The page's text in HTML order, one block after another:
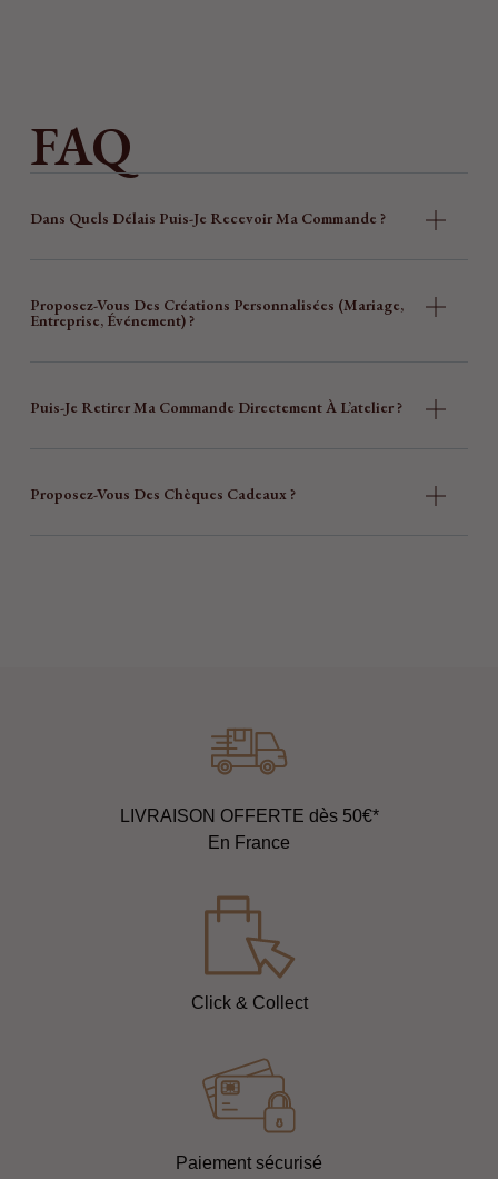
FAQ
Dans Quels Délais Puis-Je Recevoir Ma Commande ?
Proposez-Vous Des Créations Personnalisées (mariage,
Entreprise, Événement) ?
Puis-Je Retirer Ma Commande Directement À L’atelier ?
Proposez-Vous Des Chèques Cadeaux ?
LIVRAISON OFFERTE dès 50€*
En France
Click & Collect
Paiement sécurisé